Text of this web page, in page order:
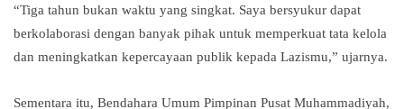
“Tiga tahun bukan waktu yang singkat. Saya bersyukur dapat
berkolaborasi dengan banyak pihak untuk memperkuat tata kelola
dan meningkatkan kepercayaan publik kepada Lazismu,” ujarnya.
Sementara itu, Bendahara Umum Pimpinan Pusat Muhammadiyah,